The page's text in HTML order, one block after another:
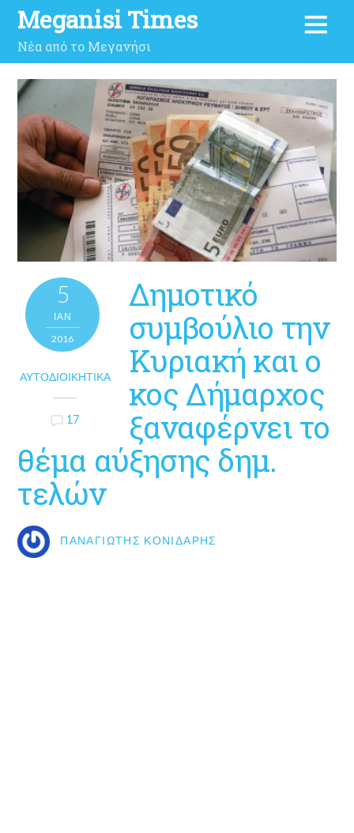
Meganisi Times
Νέα από το Μεγανήσι
5
ΙΑΝ
2016
ΑΥΤΟΔΙΟΙΚΗΤΙΚΆ
17
Δημοτικό
συμβούλιο την
Κυριακή και ο
κος Δήμαρχος
ξαναφέρνει το
θέμα αύξησης δημ.
τελών
ΠΑΝΑΓΙΏΤΗΣ ΚΟΝΙΔΆΡΗΣ